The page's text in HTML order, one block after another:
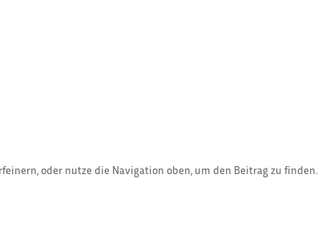
oder nutze die Navigation oben, um den Beitrag zu finden.